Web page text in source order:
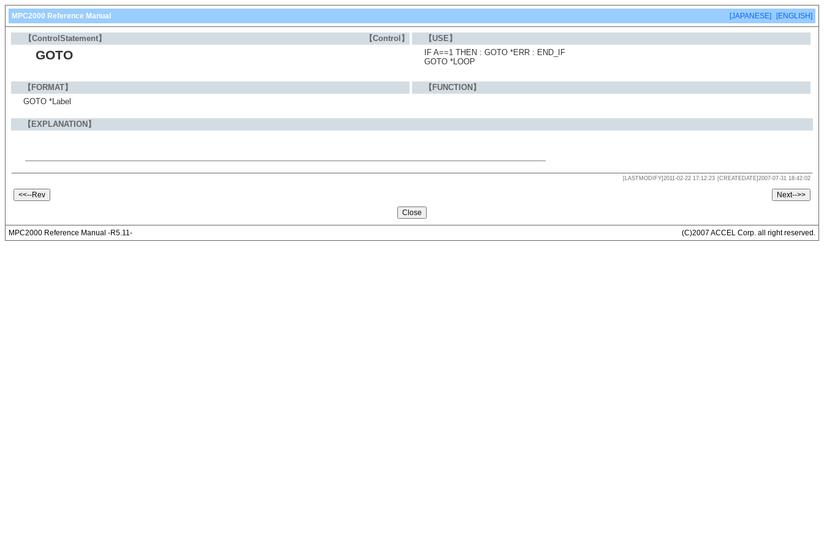
MPC2000 Reference Manual [JAPANESE] [ENGLISH]
【ControlStatement】 【Control】 【USE】
GOTO
IF A==1 THEN : GOTO *ERR : END_IF
GOTO *LOOP
【FORMAT】
【FUNCTION】
GOTO *Label
【EXPLANATION】
[LASTMODIFY]2011-02-22 17:12:23 [CREATEDATE]2007-07-31 18:42:02
MPC2000 Reference Manual -R5.11- (C)2007 ACCEL Corp. all right reserved.